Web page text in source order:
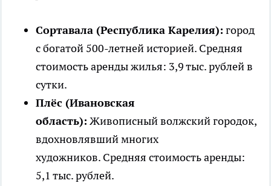
Сортавала (Республика Карелия): город
с богатой 500-летней историей. Средняя
стоимость аренды жилья: 3,9 тыс. рублей в
сутки.
Плёс (Ивановская
область): Живописный волжский городок,
вдохновлявший многих
художников. Средняя стоимость аренды:
5,1 тыс. рублей.